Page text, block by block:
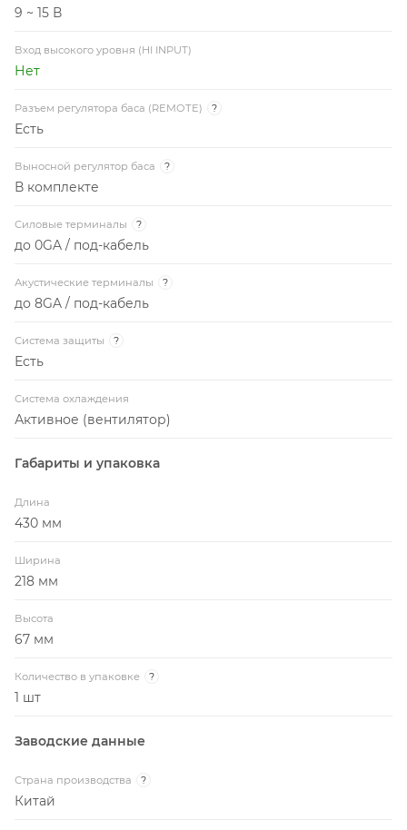
9 ~ 15 В
Вход высокого уровня (HI INPUT)
Нет
Разъем регулятора баса (REMOTE) ?
Есть
Выносной регулятор баса ?
В комплекте
Силовые терминалы ?
до 0GA / под-кабель
Акустические терминалы ?
до 8GA / под-кабель
Система защиты ?
Есть
Система охлаждения
Активное (вентилятор)
Габариты и упаковка
Длина
430 мм
Ширина
218 мм
Высота
67 мм
Количество в упаковке ?
1 шт
Заводские данные
Страна производства ?
Китай